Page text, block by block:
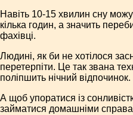
Навіть 10-15 хвилин сну
кілька годин, а значить
фахівці.
Людині, як би не хотілося
перетерпіти. Це так звана
поліпшить нічний відпочинок.
А щоб упоратися із
займатися домашніми